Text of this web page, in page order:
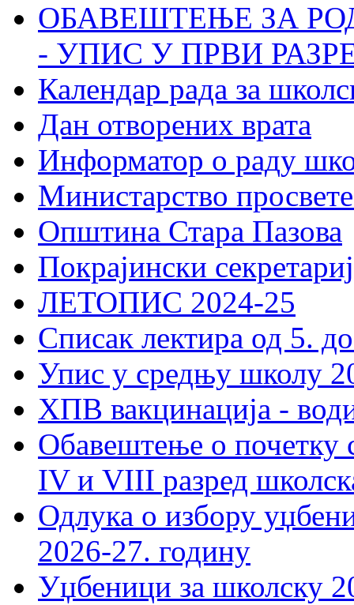
ОБАВЕШТЕЊЕ ЗА
- УПИС У ПРВИ
Календар рада за
Дан отворених врата
Информатор о раду
Министарство
Општина Стара Пазова
Покрајински
ЛЕТОПИС 2024-25
Списак лектира од 5.
Упис у средњу школу
ХПВ вакцинација -
Обавештење о почетку
IV и VIII разред
Одлука о избору
2026-27. годину
Уџбеници за школску